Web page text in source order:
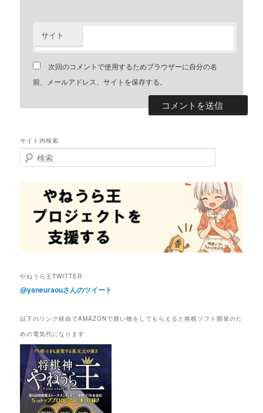
サイト
次回のコメントで使用するためブラウザーに自分の名
前、メールアドレス、サイトを保存する。
サイト内検索
検
索
やねうら王TWITTER
@yaneuraouさんのツイート
以下のリンク経由でAMAZONで買い物をしてもらえると将棋ソフト開発のた
めの電気代になります